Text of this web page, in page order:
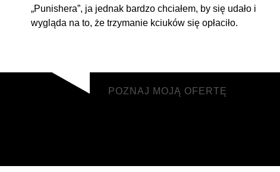
„Punishera”, ja jednak bardzo chciałem, by się udało i
wygląda na to, że trzymanie kciuków się opłaciło.
POZNAJ MOJĄ OFERTĘ
POZNAJ MOJĄ OFERTĘ